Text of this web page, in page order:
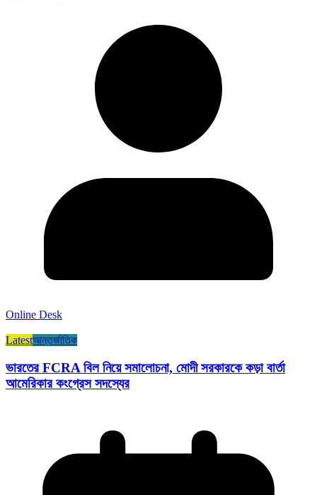
Online Desk
Latestআন্তর্জাতিক
ভারতের FCRA বিল নিয়ে সমালোচনা, মোদী সরকারকে কড়া বার্তা
আমেরিকার কংগ্রেস সদস্যের